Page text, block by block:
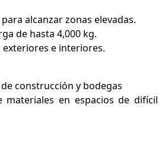
alcanzar zonas elevadas.
de hasta 4,000 kg.
exteriores e interiores.
construcción y bodegas
materiales en espacios de difícil